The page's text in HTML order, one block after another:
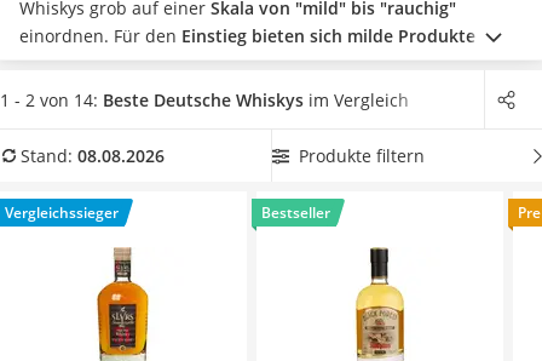
Eiskaffee-Pulver
Irischer Whiskey
Grapefruitkernextrakt
Matcha-Set
MCT-Öl
Erythrit
Müsli ohne Zuckerzusatz
Whiskys grob auf einer Skala von "mild" bis "rauchig"
einordnen. Für den Einstieg bieten sich milde Produkte an.
Überfordern Sie Ihren Gaumen zu Beginn nicht zu sehr. Viele
Internet-Tests zu Einsteiger-Whiskys verdeutlichen, dass
den Charakter des Whiskys
. Überzeugt hat uns hier im
Single-Malt-Whisky
mit seinen Eigenschaften.
1 - 2 von 14: Beste Deutsche Whiskys im Vergleich
Stand: 08.08.2026 Produkte filtern
Vergleichssieger Bestseller